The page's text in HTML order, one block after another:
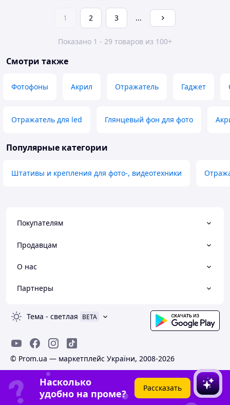
1 2 3 ...
Показано 1 - 29 товаров из 100+
Смотри также
Фотофоны Акрил Отражатель Гаджет
Отражатель для led Глянцевый фон для фото
Популярные категории
Штативы и крепления для фото-, видеотехники
Покупателям
Продавцам
О нас
Партнеры
Тема - светлая BETA
© Prom.ua — маркетплейс України, 2008-2026
Насколько
удобно на проме?
Рассказать